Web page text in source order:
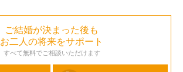
ご結婚が決まった後も
お二人の将来をサポート
すべて無料でご相談いただけます